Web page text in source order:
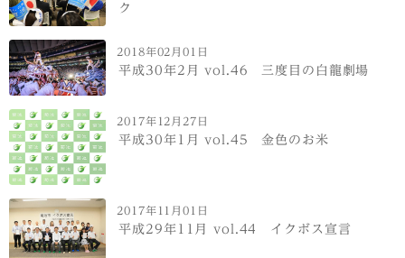
ク
2018年02月01日
平成30年2月 vol.46 三度目の白龍劇場
2017年12月27日
平成30年1月 vol.45 金色のお米
2017年11月01日
平成29年11月 vol.44 イクボス宣言